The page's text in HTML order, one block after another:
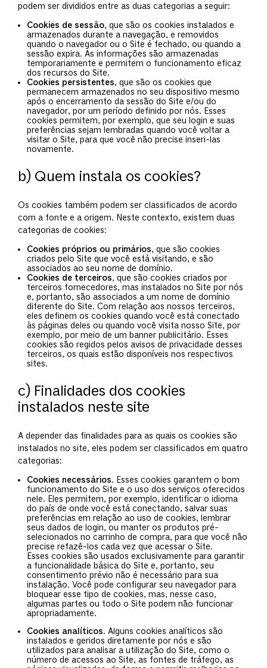
podem ser divididos entre as duas categorias a seguir:
Cookies de sessão, que são os cookies instalados e
armazenados durante a navegação, e removidos
quando o navegador ou o Site é fechado, ou quando a
sessão expira. As informações são armazenadas
temporariamente e permitem o funcionamento eficaz
dos recursos do Site.
Cookies persistentes, que são os cookies que
permanecem armazenados no seu dispositivo mesmo
após o encerramento da sessão do Site e/ou do
navegador, por um período definido por nós. Esses
cookies permitem, por exemplo, que seu login e suas
preferências sejam lembradas quando você voltar a
visitar o Site, para que você não precise inseri-las
novamente.
b) Quem instala os cookies?
Os cookies também podem ser classificados de acordo
com a fonte e a origem. Neste contexto, existem duas
categorias de cookies:
Cookies próprios ou primários, que são cookies
criados pelo Site que você está visitando, e são
associados ao seu nome de domínio.
Cookies de terceiros, que são cookies criados por
terceiros fornecedores, mas instalados no Site por nós
e, portanto, são associados a um nome de domínio
diferente do Site. Com relação aos nossos terceiros,
eles definem os cookies quando você está conectado
às páginas deles ou quando você visita nosso Site, por
exemplo, por meio de um banner publicitário. Esses
cookies são regidos pelos avisos de privacidade desses
terceiros, os quais estão disponíveis nos respectivos
sites.
c) Finalidades dos cookies
instalados neste site
A depender das finalidades para as quais os cookies são
instalados no site, eles podem ser classificados em quatro
categorias:
Cookies necessários. Esses cookies garantem o bom
funcionamento do Site e o uso dos serviços oferecidos
nele. Eles permitem, por exemplo, identificar o idioma
do país de onde você está conectando, salvar suas
preferências em relação ao uso de cookies, lembrar
seus dados de login, ou manter os produtos pré-
selecionados no carrinho de compra, para que você não
precise refazê-los cada vez que acessar o Site.
Esses cookies são usados exclusivamente para garantir
a funcionalidade básica do Site e, portanto, seu
consentimento prévio não é necessário para sua
instalação. Você pode configurar seu navegador para
bloquear esse tipo de cookies, mas, nesse caso,
algumas partes ou todo o Site podem não funcionar
apropriadamente.
Cookies analíticos. Alguns cookies analíticos são
instalados e geridos diretamente por nós e são
utilizados para analisar a utilização do Site, como o
número de acessos ao Site, as fontes de tráfego, as